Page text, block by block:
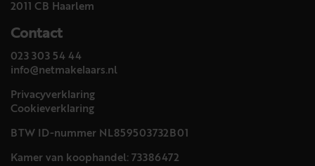
2011 CB Haarlem
Contact
023 303 54 44
info@netmakelaars.nl
Privacyverklaring
Cookieverklaring
BTW ID-nummer NL859503732B01
Kamer van koophandel: 73386472